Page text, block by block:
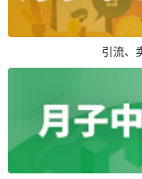
引流、